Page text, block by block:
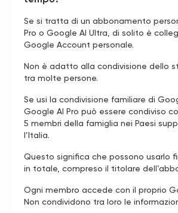
Se si tratta di un abbonamento
Pro o Google AI Ultra, di solito è
Google Account personale.
Non è adatto alla condivisione dello
tra molte persone.
Se usi la condivisione familiare di
Google AI Pro può essere condiviso
5 membri della famiglia nei Paesi
l’Italia.
Questo significa che possono usarlo
in totale, compreso il titolare
Ogni membro accede con il proprio
Non condividono tra loro le